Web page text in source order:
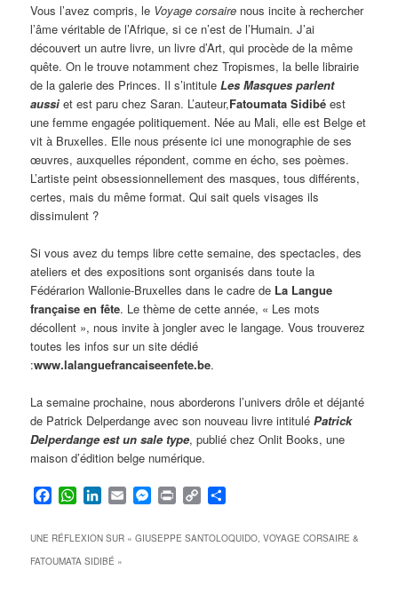
Vous l’avez compris, le Voyage corsaire nous incite à rechercher
l’âme véritable de l’Afrique, si ce n’est de l’Humain. J’ai
découvert un autre livre, un livre d’Art, qui procède de la même
quête. On le trouve notamment chez Tropismes, la belle librairie
de la galerie des Princes. Il s’intituleLes Masques parlent
aussi et est paru chez Saran. L’auteur,Fatoumata Sidibé est
une femme engagée politiquement. Née au Mali, elle est Belge et
vit à Bruxelles. Elle nous présente ici une monographie de ses
œuvres, auxquelles répondent, comme en écho, ses poèmes.
L’artiste peint obsessionnellement des masques, tous différents,
certes, mais du même format. Qui sait quels visages ils
dissimulent ?
Si vous avez du temps libre cette semaine, des spectacles, des
ateliers et des expositions sont organisés dans toute la
Fédérarion Wallonie-Bruxelles dans le cadre de La Langue
française en fête. Le thème de cette année, « Les mots
décollent », nous invite à jongler avec le langage. Vous trouverez
toutes les infos sur un site dédié
:www.lalanguefrancaiseenfete.be.
La semaine prochaine, nous aborderons l’univers drôle et déjanté
de Patrick Delperdange avec son nouveau livre intituléPatrick
Delperdange est un sale type, publié chez Onlit Books, une
maison d’édition belge numérique.
Facebook
WhatsApp
LinkedIn
EmailMessenger
Print Copy
UNE RÉFLEXION SUR «GIUSEPPE SANTOLOQUIDO, VOYAGE CORSAIRE &
FATOUMATA SIDIBÉ »